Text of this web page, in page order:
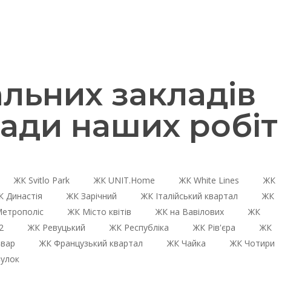
закладів
наших робіт
ЖК Svitlo Park ЖК UNIT.Home ЖК White Lines
ЖК
Династія ЖК Зарічний ЖК Італійський квартал
ЖК
ЖК Місто квітів ЖК на Вавілових
ЖК
ЖК Ревуцький ЖК Республіка ЖК Рів'єра
ЖК
ЖК Французький квартал ЖК Чайка
ЖК Чотири